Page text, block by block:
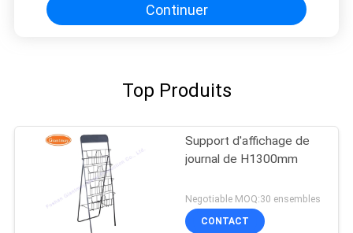
Continuer
Top Produits
Support d'affichage de
journal de H1300mm
Negotiable MOQ:30 ensembles
CONTACT